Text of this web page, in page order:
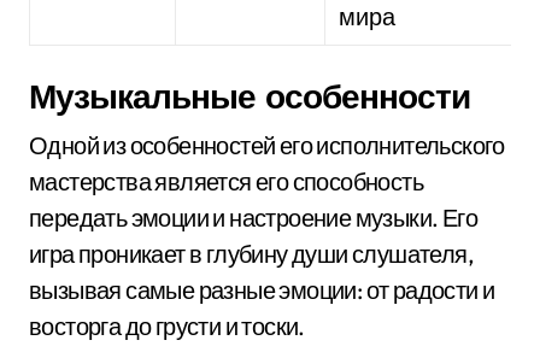
мира
Музыкальные особенности
Одной из особенностей его исполнительского
мастерства является его способность
передать эмоции и настроение музыки. Его
игра проникает в глубину души слушателя,
вызывая самые разные эмоции: от радости и
восторга до грусти и тоски.